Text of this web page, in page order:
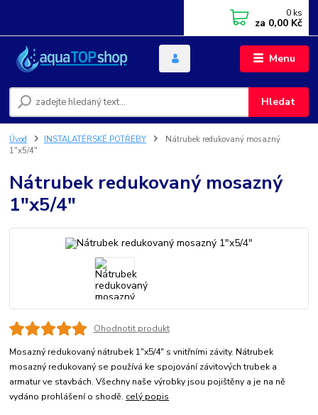
Menu
Hledat
0 ks
za 0,00 Kč
Úvod INSTALATÉRSKÉ POTŘEBY
Nátrubek redukovaný mosazný
1"x5/4"
Nátrubek redukovaný mosazný
1"x5/4"
Ohodnotit produkt
Mosazný redukovaný nátrubek 1"x5/4" s vnitřními závity. Nátrubek
mosazný redukovaný se používá ke spojování závitových trubek a
armatur ve stavbách. Všechny naše výrobky jsou pojištěny a je na ně
vydáno prohlášení o shodě. celý popis